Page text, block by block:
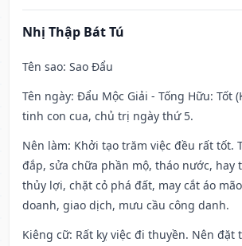
Nhị Thập Bát Tú
Tên sao: Sao Đẩu
Tên ngày: Đẩu Mộc Giải - Tống Hữu: Tốt
tinh con cua, chủ trị ngày thứ 5.
Nên làm: Khởi tạo trăm việc đều rất tốt.
đắp, sửa chữa phần mộ, tháo nước, hay
thủy lợi, chặt cỏ phá đất, may cắt áo
doanh, giao dịch, mưu cầu công danh.
Kiêng cữ: Rất kỵ việc đi thuyền. Nên đặt